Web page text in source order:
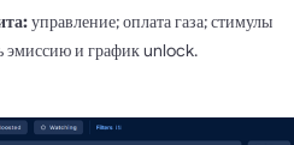
управление; оплата газа; стимулы
эмиссию и график unlock.